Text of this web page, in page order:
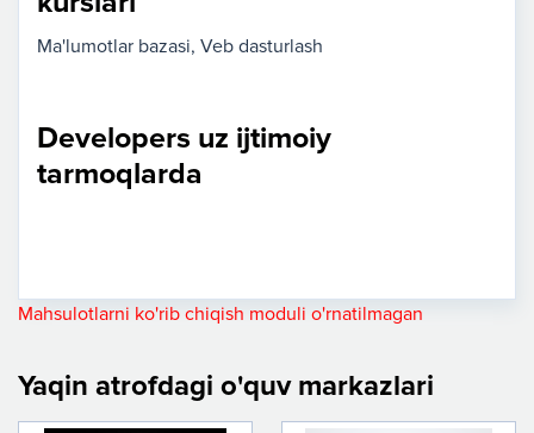
Ma'lumotlar bazasi Veb dasturlash
Developers uz ijtimoiy
tarmoqlarda
Mahsulotlarni ko'rib chiqish moduli o'rnatilmagan
Yaqin atrofdagi o'quv markazlari